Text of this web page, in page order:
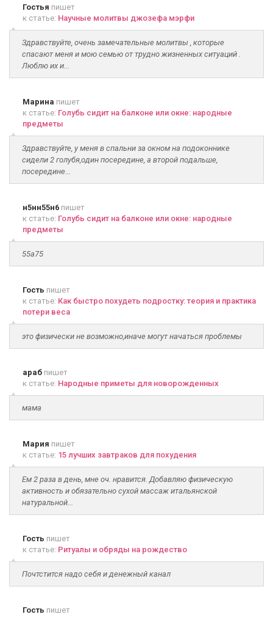
Гостья пишет
к статье: Научные молитвы джозефа мэрфи
Здравствуйте, очень замечательные молитвы , которые
спасают меня и мою семью от трудно жизненных ситуаций .
Люблю их и...
Марина пишет
к статье: Голубь сидит на балконе или окне: народные
предметы
Здравствуйте, у меня в спальни за окном на подоконнике
сидели 2 голубя,один посередине, а второй подальше,
посередине...
н5нн55н6 пишет
к статье: Голубь сидит на балконе или окне: народные
предметы
55а75
Гость пишет
к статье: Как быстро похудеть подростку: теория и практика
потери веса
это физически не возможно,иначе могут начаться проблемы
араб пишет
к статье: Народные приметы для новорожденных
мама
Мария пишет
к статье: 15 лучших завтраков для похудения
Ем 2 раза в день, мне оч. нравится. Добавляю физическую
активность и обязательно сухой массаж итальянской
натуральной...
Гость пишет
к статье: Ритуалы и обряды на рождество
Почтстится надо себя и денежный канал
Гость пишет